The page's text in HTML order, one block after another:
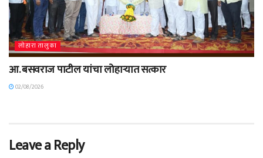
लोहारा तालुका
आ. बसवराज पाटील यांचा लोहाऱ्यात सत्कार
02/08/2026
Leave a Reply